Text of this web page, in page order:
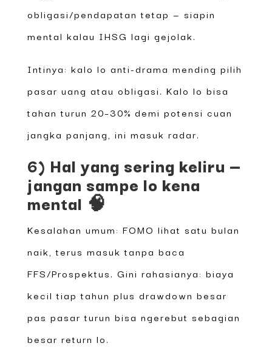
obligasi/pendapatan tetap — siapin
mental kalau IHSG lagi gejolak.
Intinya: kalo lo anti-drama mending pilih
pasar uang atau obligasi. Kalo lo bisa
tahan turun 20–30% demi potensi cuan
jangka panjang, ini masuk radar.
6) Hal yang sering keliru —
jangan sampe lo kena
mental 🧠
Kesalahan umum: FOMO lihat satu bulan
naik, terus masuk tanpa baca
FFS/Prospektus. Gini rahasianya: biaya
kecil tiap tahun plus drawdown besar
pas pasar turun bisa ngerebut sebagian
besar return lo.